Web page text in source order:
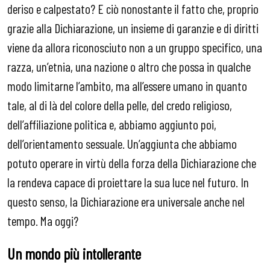
deriso e calpestato? E ciò nonostante il fatto che, proprio
grazie alla Dichiarazione, un insieme di garanzie e di diritti
viene da allora riconosciuto non a un gruppo specifico, una
razza, un’etnia, una nazione o altro che possa in qualche
modo limitarne l’ambito, ma all’essere umano in quanto
tale, al di là del colore della pelle, del credo religioso,
dell’affiliazione politica e, abbiamo aggiunto poi,
dell’orientamento sessuale. Un’aggiunta che abbiamo
potuto operare in virtù della forza della Dichiarazione che
la rendeva capace di proiettare la sua luce nel futuro. In
questo senso, la Dichiarazione era universale anche nel
tempo. Ma oggi?
Un mondo più intollerante